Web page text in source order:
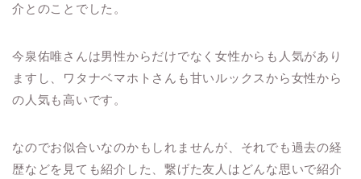
介とのことでした。
今泉佑唯さんは男性からだけでなく女性からも人気があり
ますし、ワタナベマホトさんも甘いルックスから女性から
の人気も高いです。
なのでお似合いなのかもしれませんが、それでも過去の経
歴などを見ても紹介した、繋げた友人はどんな思いで紹介